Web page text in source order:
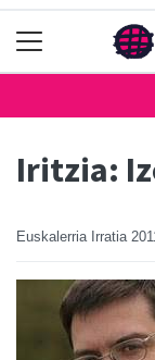
Iritzia:
Euskalerria Irratia